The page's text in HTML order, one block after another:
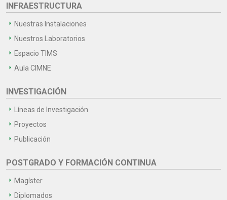
INFRAESTRUCTURA
Nuestras Instalaciones
Nuestros Laboratorios
Espacio TIMS
Aula CIMNE
INVESTIGACIÓN
Líneas de Investigación
Proyectos
Publicación
POSTGRADO Y FORMACIÓN CONTINUA
Magíster
Diplomados